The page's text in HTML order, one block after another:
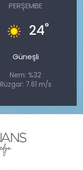
PERŞEMBE
24°
Güneşli
Nem: %32
Rüzgar: 7.61 m/s